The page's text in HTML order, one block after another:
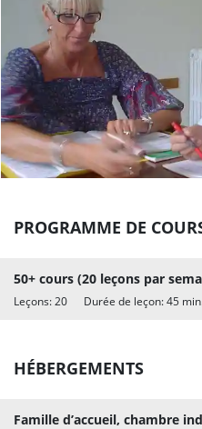
PROGRAMME DE
50+ cours (20 leçons par
Leçons: 20 Durée de leçon: 45
HÉBERGEMENTS
Famille d’accueil, chambre